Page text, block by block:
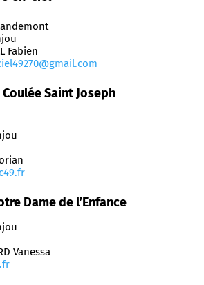
Fabien
Saint Joseph
Dame de l’Enfance
Vanessa